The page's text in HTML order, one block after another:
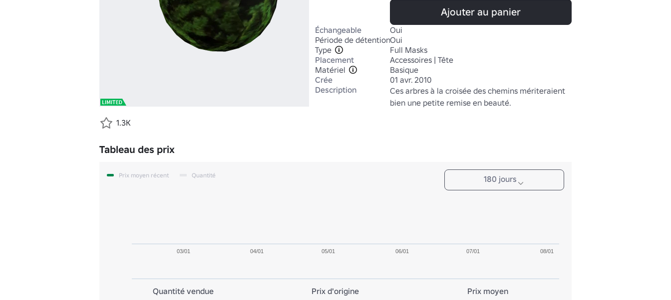
Ajouter au panier
Échangeable
Oui
Période de détentionOui
Type
Full Masks
Placement
Accessoires | Tête
Matériel
Basique
Crée
01 avr. 2010
Description
Ces arbres à la croisée des chemins mériteraient
bien une petite remise en beauté.
1.3K
Tableau des prix
180 jours
Prix moyen récent Quantité
03/01 04/01 05/01 06/01 07/01 08/01
Quantité vendue Prix d'origine Prix moyen